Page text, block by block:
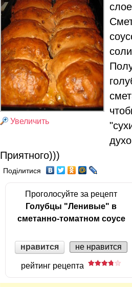
Увеличить
Приятного)))
Поділитися
Проголосуйте за рецепт
Голубцы "Ленивые" в
сметанно-томатном соусе
нравится не нравится
рейтинг рецепта